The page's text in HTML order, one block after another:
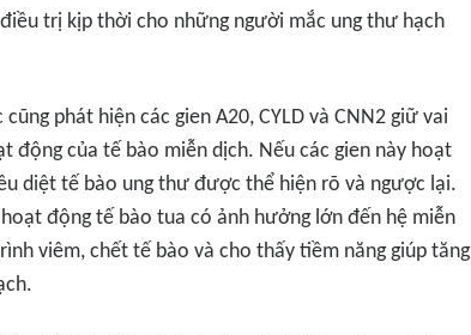
trị kịp thời cho những người mắc ung thư hạch
phát hiện các gien A20, CYLD và CNN2 giữ vai
động của tế bào miễn dịch. Nếu các gien này hoạt
diệt tế bào ung thư được thể hiện rõ và ngược lại.
động tế bào tua có ảnh hưởng lớn đến hệ miễn
viêm, chết tế bào và cho thấy tiềm năng giúp tăng